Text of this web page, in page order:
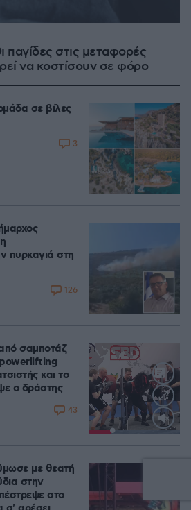
παγίδες στις μεταφορές
να κοστίσουν σε φόρο
σε βίλες
3
πυρκαγιά στη
126
Loaded
σαμποτάζ
και το
ο δράστης
43
με θεατή
στην
στο